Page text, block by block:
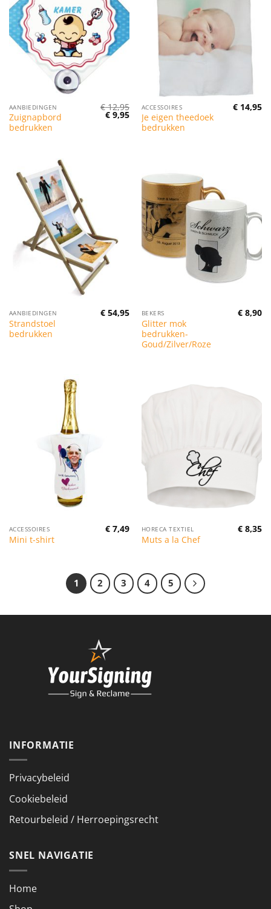
AANBIEDINGEN
Zuignapbord
bedrukken
€12,95
Oorspronkelijke
prijs
€ 9,95Huidige
prijs
ACCESSOIRES
Je eigen theedoek
bedrukken
€ 14,95
AANBIEDINGEN
Strandstoel
bedrukken
€ 54,95 BEKERS
Glitter mok
bedrukken-
Goud/Zilver/Roze
€ 8,90
ACCESSOIRES
Mini t-shirt
€ 7,49 HORECA TEXTIEL
Muts a la Chef
€ 8,35
1 2 3 4 5
INFORMATIE
Privacybeleid
Cookiebeleid
Retourbeleid / Herroepingsrecht
SNEL NAVIGATIE
Home